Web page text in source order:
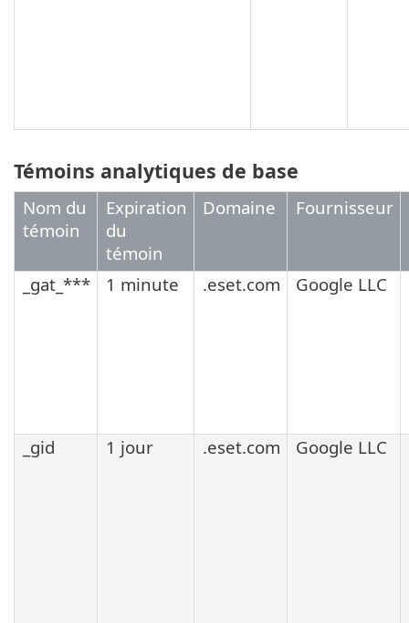
Témoins analytiques de base
Nom du
témoin
Expiration
du
témoin
Domaine Fournisseur
_gat_*** 1 minute .eset.com Google LLC
_gid 1 jour .eset.com Google LLC